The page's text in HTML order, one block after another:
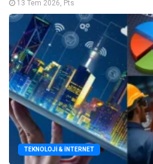
13 Tem 2026, Pts
TEKNOLOJI & İNTERNET